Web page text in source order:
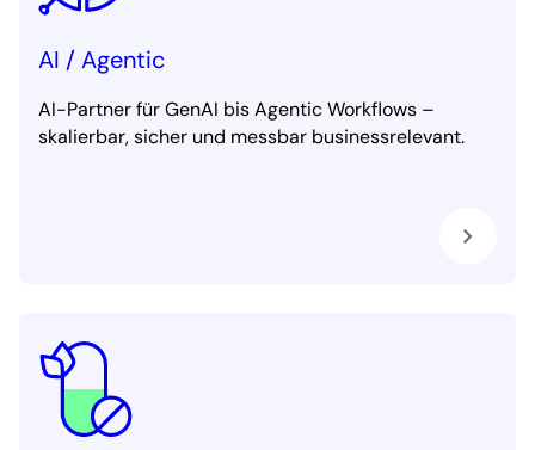
AI / Agentic
AI-Partner für GenAI bis Agentic Workflows –
skalierbar, sicher und messbar businessrelevant.